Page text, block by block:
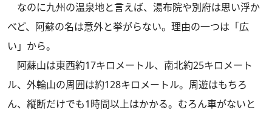
なのに九州の温泉地と言えば、湯布院や別府は思い浮か
べど、阿蘇の名は意外と挙がらない。理由の一つは「広
い」から。
阿蘇山は東西約17キロメートル、南北約25キロメート
ル、外輪山の周囲は約128キロメートル。周遊はもちろ
ん、縦断だけでも1時間以上はかかる。むろん車がないと